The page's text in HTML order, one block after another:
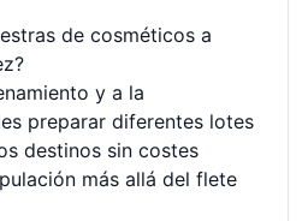
de cosméticos a
y a la
preparar diferentes lotes
destinos sin costes
más allá del flete